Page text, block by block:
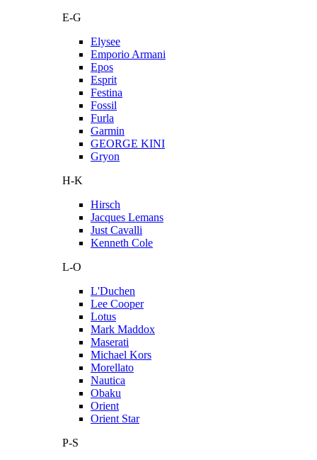
E-G
Elysee
Emporio Armani
Epos
Esprit
Festina
Fossil
Furla
Garmin
GEORGE KINI
Gryon
H-K
Hirsch
Jacques Lemans
Just Cavalli
Kenneth Cole
L-O
L'Duchen
Lee Cooper
Lotus
Mark Maddox
Maserati
Michael Kors
Morellato
Nautica
Obaku
Orient
Orient Star
P-S